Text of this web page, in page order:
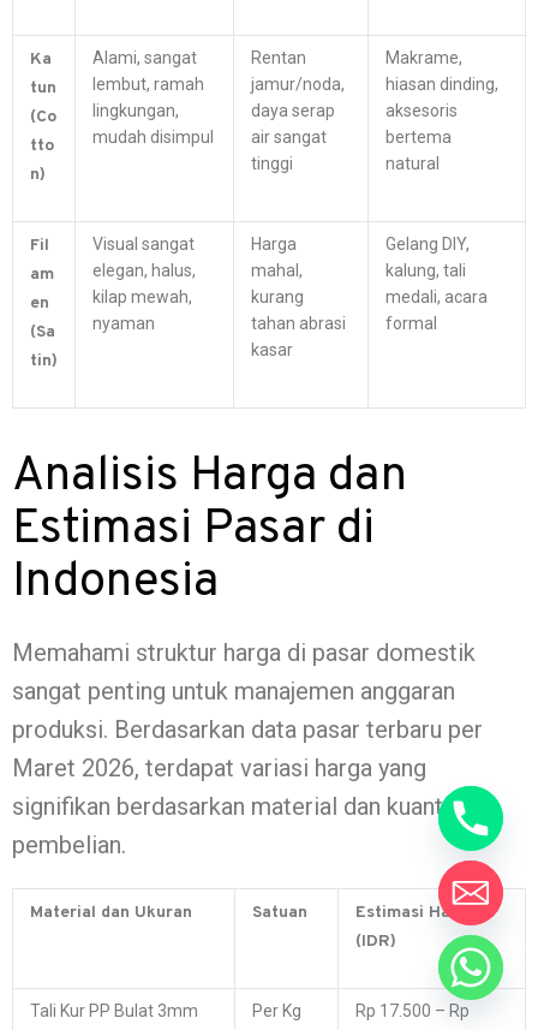
Ka
tun
(Co
tto
n)
Alami, sangat
lembut, ramah
lingkungan,
mudah disimpul
Rentan
jamur/noda,
daya serap
air sangat
tinggi
Makrame,
hiasan dinding,
aksesoris
bertema
natural
Fil
am
en
(Sa
tin)
Visual sangat
elegan, halus,
kilap mewah,
nyaman
Harga
mahal,
kurang
tahan abrasi
kasar
Gelang DIY,
kalung, tali
medali, acara
formal
Analisis Harga dan
Estimasi Pasar di
Indonesia
Memahami struktur harga di pasar domestik
sangat penting untuk manajemen anggaran
produksi. Berdasarkan data pasar terbaru per
Maret 2026, terdapat variasi harga yang
signifikan berdasarkan material dan kuantitas
pembelian.
Material dan Ukuran Satuan
Estimasi Harga
(IDR)
Tali Kur PP Bulat 3mm Per Kg
Rp 17.500 – Rp